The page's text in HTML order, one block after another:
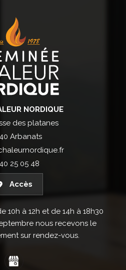
NORDIQUE
des platanes
Arbanats
25 05 48
Accès
10h à 12h et de 14h à 18h30
nous recevons le
sur rendez-vous.